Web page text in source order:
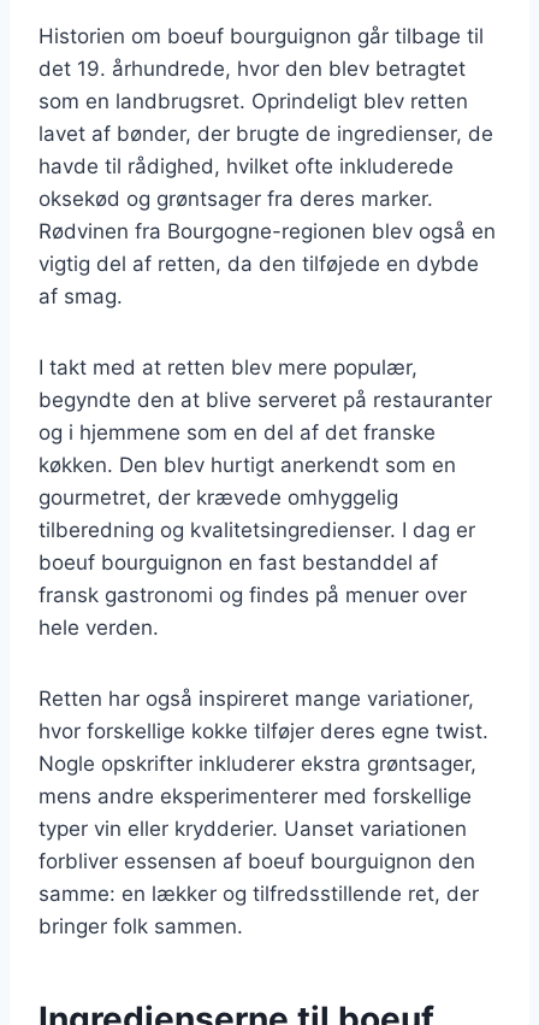
Historien om boeuf bourguignon går tilbage til
det 19. århundrede, hvor den blev betragtet
som en landbrugsret. Oprindeligt blev retten
lavet af bønder, der brugte de ingredienser, de
havde til rådighed, hvilket ofte inkluderede
oksekød og grøntsager fra deres marker.
Rødvinen fra Bourgogne-regionen blev også en
vigtig del af retten, da den tilføjede en dybde
af smag.
I takt med at retten blev mere populær,
begyndte den at blive serveret på restauranter
og i hjemmene som en del af det franske
køkken. Den blev hurtigt anerkendt som en
gourmetret, der krævede omhyggelig
tilberedning og kvalitetsingredienser. I dag er
boeuf bourguignon en fast bestanddel af
fransk gastronomi og findes på menuer over
hele verden.
Retten har også inspireret mange variationer,
hvor forskellige kokke tilføjer deres egne twist.
Nogle opskrifter inkluderer ekstra grøntsager,
mens andre eksperimenterer med forskellige
typer vin eller krydderier. Uanset variationen
forbliver essensen af boeuf bourguignon den
samme: en lækker og tilfredsstillende ret, der
bringer folk sammen.